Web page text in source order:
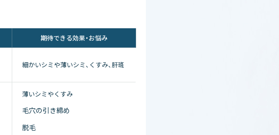
期待できる効果・お悩み
細かいシミや薄いシミ、くすみ、肝斑
薄いシミやくすみ
毛穴の引き締め
脱毛